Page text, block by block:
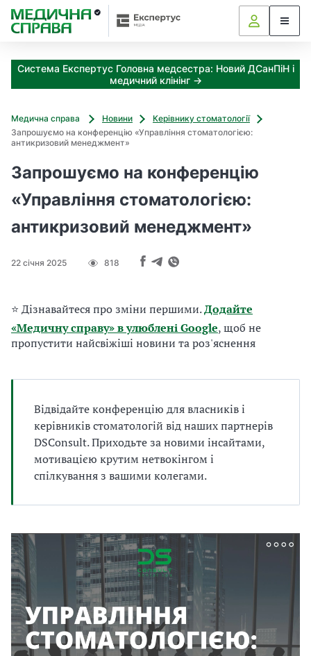
Система Експертус Головна медсестра: Новий ДСанПіН і
медичний клінінг →
Медична справа Новини
Керівнику стоматології
Запрошуємо на конференцію «Управління стоматологією:
антикризовий менеджмент»
Запрошуємо на конференцію
«Управління стоматологією:
антикризовий менеджмент»
22 січня 2025 818
⭐ Дізнавайтеся про зміни першими.Додайте
«Медичну справу» в улюблені Google, щоб не
пропустити найсвіжіші новини та роз'яснення
Відвідайте конференцію для власників і
керівників стоматологій від наших партнерів
DSConsult. Приходьте за новими інсайтами,
мотивацією крутим нетвокінгом і
спілкування з вашими колегами.
З
а
к
з
о
д
м
ж
а
т
и
а